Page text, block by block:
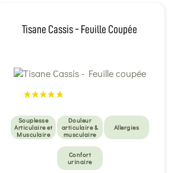
Tisane Cassis - Feuille Coupée
Souplesse
Articulaire et
Musculaire
Douleur
articulaire &
musculaire
Allergies
Confort
urinaire